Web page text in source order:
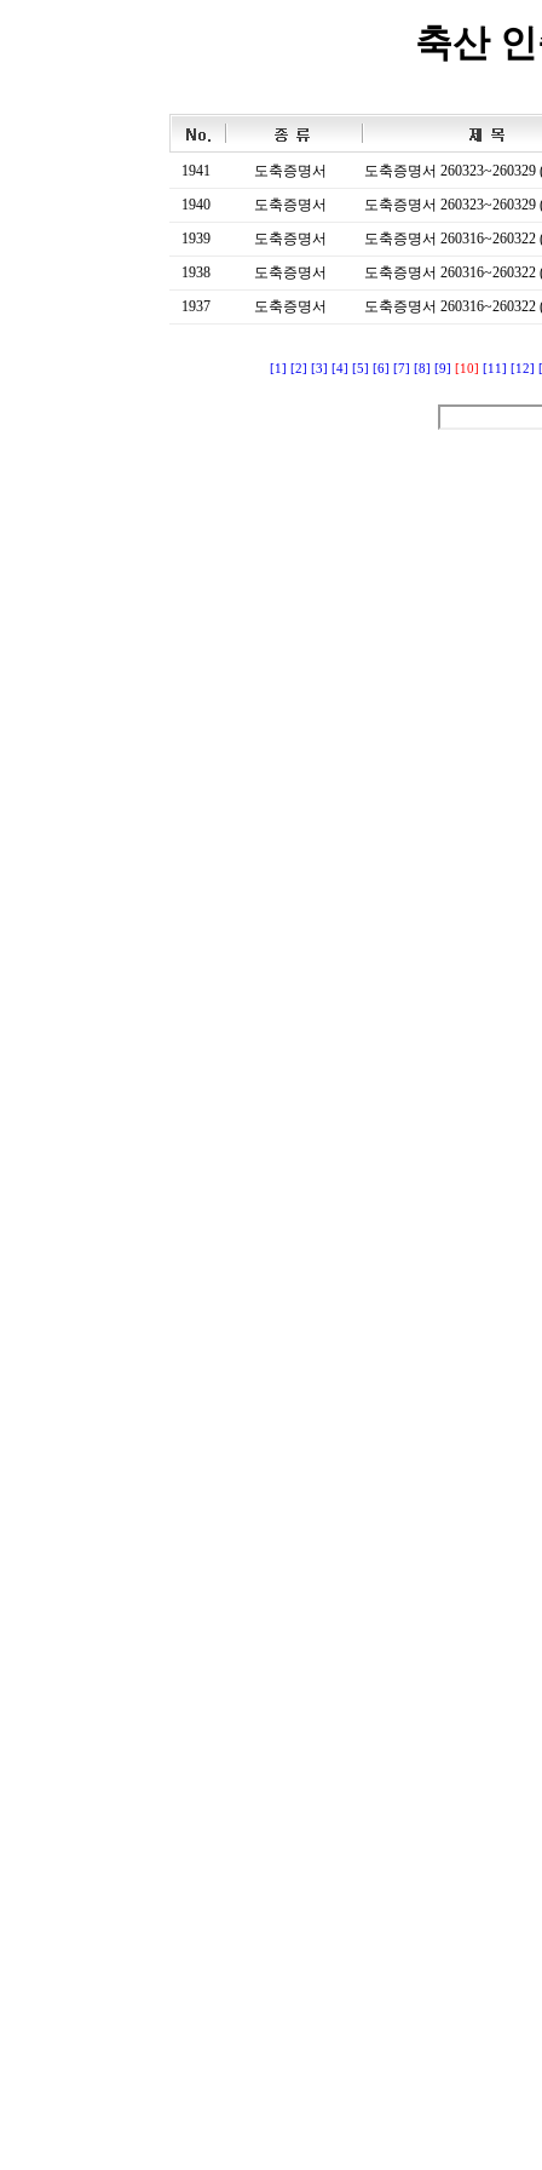
축산
1941 도축증명서
도축증명서 260323~260329
1940
도축증명서
도축증명서 260323~260329
1939
도축증명서
도축증명서 260316~260322
1938
도축증명서
도축증명서 260316~260322
1937
도축증명서 도축증명서 260316~260322
[1] [2] [3] [4] [5] [6] [7] [8] [9] [10] [11] [12]